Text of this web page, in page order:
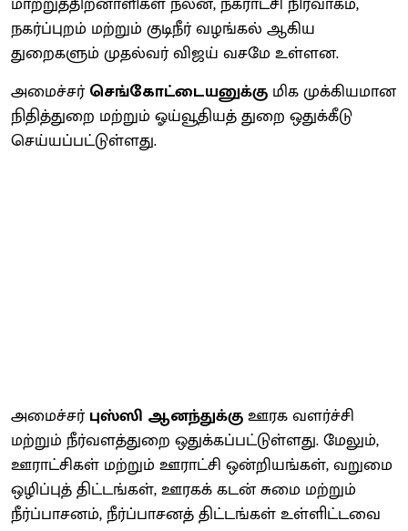
நகர்ப்புறம் மற்றும் குடிநீர் வழங்கல் ஆகிய
துறைகளும் முதல்வர் விஜய் வசமே உள்ளன.
அமைச்சர்செங்கோட்டையனுக்கு மிக முக்கியமான
நிதித்துறை மற்றும் ஓய்வூதியத் துறை ஒதுக்கீடு
செய்யப்பட்டுள்ளது.
அமைச்சர்புஸ்ஸி ஆனந்துக்குஊரக வளர்ச்சி
மற்றும் நீர்வளத்துறை ஒதுக்கப்பட்டுள்ளது. மேலும்,
ஊராட்சிகள் மற்றும் ஊராட்சி ஒன்றியங்கள், வறுமை
ஒழிப்புத் திட்டங்கள், ஊரகக் கடன் சுமை மற்றும்
நீர்ப்பாசனம், நீர்ப்பாசனத் திட்டங்கள் உள்ளிட்டவை